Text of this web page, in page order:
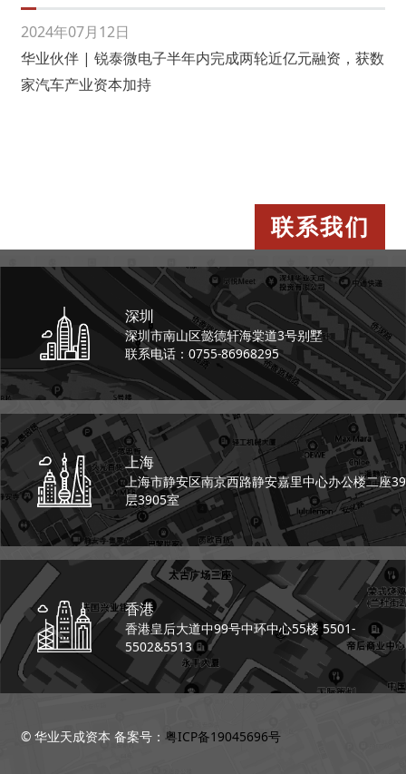
2024年07月12日
华业伙伴 | 锐泰微电子半年内完成两轮近亿元融资，获数
家汽车产业资本加持
联系我们
深圳
深圳市南山区懿德轩海棠道3号别墅
联系电话：0755-86968295
上海
上海市静安区南京西路静安嘉里中心办公楼二座39
层3905室
香港
香港皇后大道中99号中环中心55楼 5501-
5502&5513
© 华业天成资本 备案号： 粤ICP备19045696号